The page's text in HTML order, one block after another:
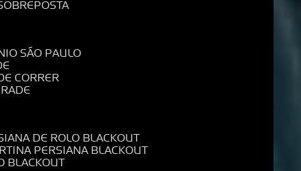
SÃO PAULO
CORRER
DE ROLO BLACKOUT
PERSIANA BLACKOUT
BLACKOUT